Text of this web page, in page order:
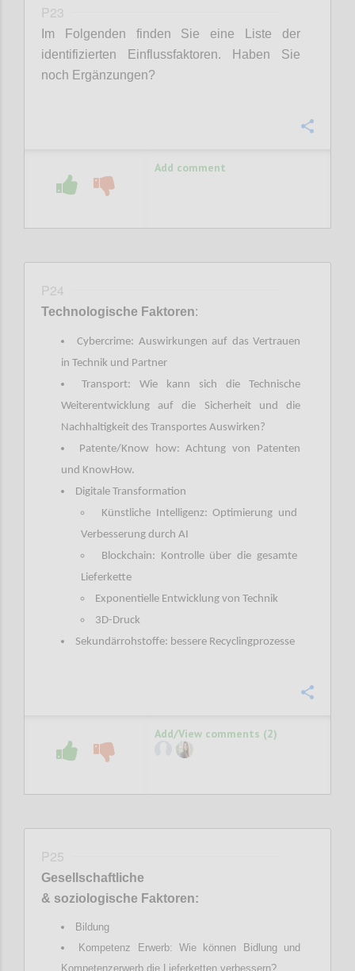
P23
Im Folgenden finden Sie eine Liste der
identifizierten Einflussfaktoren. Haben Sie
noch Ergänzungen?
Add comment
P24
Technologische Faktoren:
Cybercrime: Auswirkungen auf das Vertrauen
in Technik und Partner
Transport: Wie kann sich die Technische
Weiterentwicklung auf die Sicherheit und die
Nachhaltigkeit des Transportes Auswirken?
Patente/Know how: Achtung von Patenten
und KnowHow.
Digitale Transformation
Künstliche Intelligenz: Optimierung und
Verbesserung durch AI
Blockchain: Kontrolle über die gesamte
Lieferkette
Exponentielle Entwicklung von Technik
3D-Druck
Sekundärrohstoffe: bessere Recyclingprozesse
Add/View comments (2)
P25
Gesellschaftliche
& soziologische Faktoren:
Bildung
Kompetenz Erwerb: Wie können Bidlung und
Kompetenzerwerb die Lieferketten verbessern?